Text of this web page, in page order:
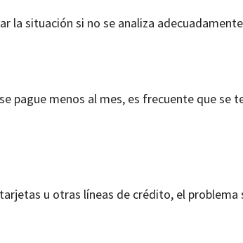
la situación si no se analiza
pague menos al mes, es frecuente que se
u otras líneas de crédito, el problema